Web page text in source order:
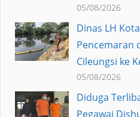
05/08/2026
Dinas LH
Pencemaran
Cileungsi ke
05/08/2026
Diduga
Pegawai